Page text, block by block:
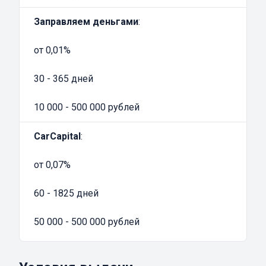
Внимательно подбирайте сумму и
вовремя и переплатить как можно меньше.
Заправляем деньгами:
от 0,01%
30 - 365 дней
10 000 - 500 000 рублей
CarCapital :
от 0,07%
60 - 1825 дней
50 000 - 500 000 рублей